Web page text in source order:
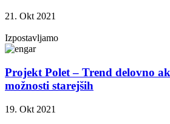
21. Okt 2021
Izpostavljamo
Projekt Polet – Trend delovno
možnosti starejših
19. Okt 2021